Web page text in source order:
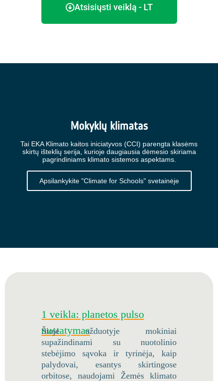
Atsisiųsti veiklą - LT
Mokyklų klimatas
Tai EKA Klimato kaitos iniciatyvos (CCI) parengta klasėms
skirtų išteklių serija, kurioje daugiausia dėmesio skiriama
pagrindiniams klimato sistemos aspektams.
Apsilankykite "Climate for Schools" svetainėje
1 veikla: planetos pulso
nustatymas
Šioje užduotyje mokiniai
supažindinami su nuotolinio
stebėjimo sąvoka ir tyrinėja, kaip
palydovai, esantys skirtingose
orbitose, naudojami Žemės klimato